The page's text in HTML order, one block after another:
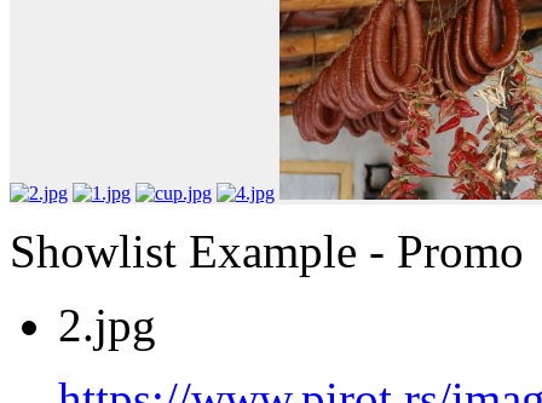
Showlist Example - Promo
2.jpg